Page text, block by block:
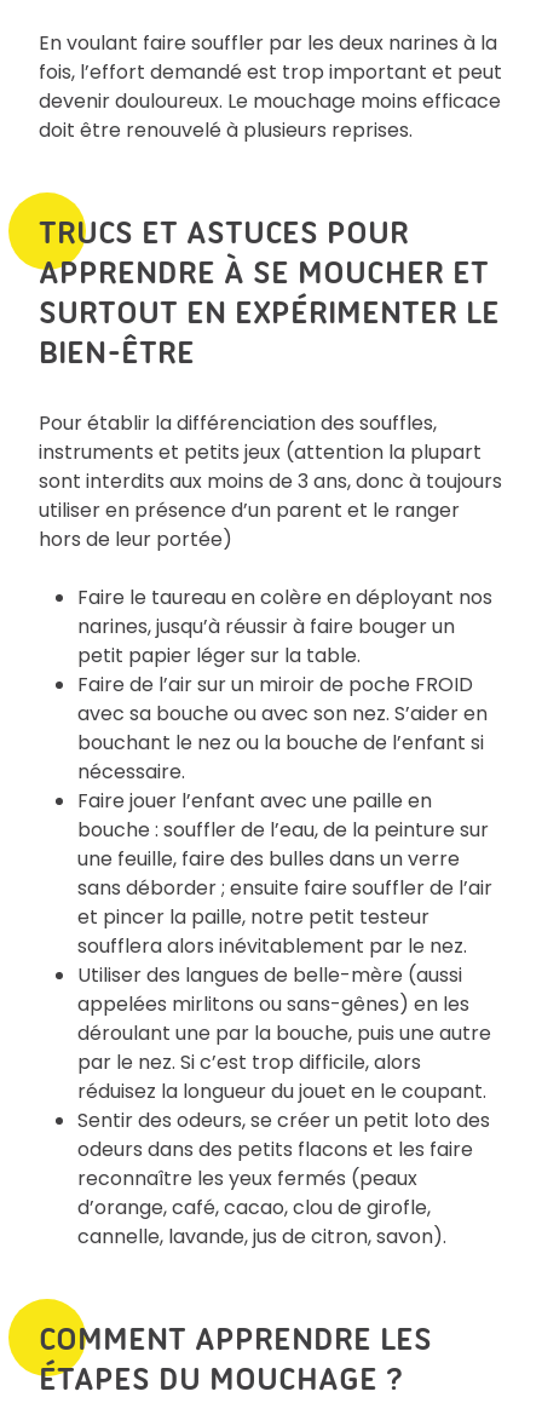
En voulant faire souffler par les deux narines à la
fois, l’effort demandé est trop important et peut
devenir douloureux. Le mouchage moins efficace
doit être renouvelé à plusieurs reprises.
TRUCS ET ASTUCES POUR
APPRENDRE À SE MOUCHER ET
SURTOUT EN EXPÉRIMENTER LE
BIEN-ÊTRE
Pour établir la différenciation des souffles,
instruments et petits jeux (attention la plupart
sont interdits aux moins de 3 ans, donc à toujours
utiliser en présence d’un parent et le ranger
hors de leur portée)
Faire le taureau en colère en déployant nos
narines, jusqu’à réussir à faire bouger un
petit papier léger sur la table.
Faire de l’air sur un miroir de poche FROID
avec sa bouche ou avec son nez. S’aider en
bouchant le nez ou la bouche de l’enfant si
nécessaire.
Faire jouer l’enfant avec une paille en
bouche : souffler de l’eau, de la peinture sur
une feuille, faire des bulles dans un verre
sans déborder ; ensuite faire souffler de l’air
et pincer la paille, notre petit testeur
soufflera alors inévitablement par le nez.
Utiliser des langues de belle-mère (aussi
appelées mirlitons ou sans-gênes) en les
déroulant une par la bouche, puis une autre
par le nez. Si c’est trop difficile, alors
réduisez la longueur du jouet en le coupant.
Sentir des odeurs, se créer un petit loto des
odeurs dans des petits flacons et les faire
reconnaître les yeux fermés (peaux
d’orange, café, cacao, clou de girofle,
cannelle, lavande, jus de citron, savon).
COMMENT APPRENDRE LES
ÉTAPES DU MOUCHAGE ?